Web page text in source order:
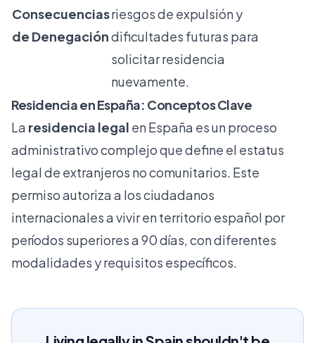
Consecuencias
de Denegación
riesgos de expulsión y
dificultades futuras para
solicitar residencia
nuevamente.
Residencia en España: Conceptos Clave
La residencia legal en España es un proceso
administrativo complejo que define el estatus
legal de extranjeros no comunitarios. Este
permiso autoriza a los ciudadanos
internacionales a vivir en territorio español por
períodos superiores a 90 días, con diferentes
modalidades y requisitos específicos.